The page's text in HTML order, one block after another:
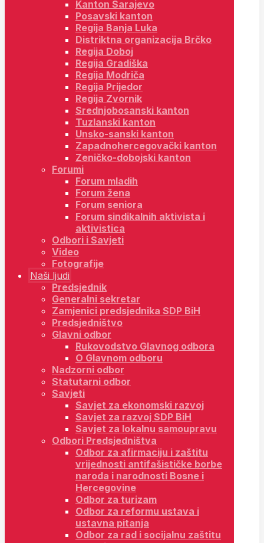
Kanton Sarajevo
Posavski kanton
Regija Banja Luka
Distriktna organizacija Brčko
Regija Doboj
Regija Gradiška
Regija Modriča
Regija Prijedor
Regija Zvornik
Srednjobosanski kanton
Tuzlanski kanton
Unsko-sanski kanton
Zapadnohercegovački kanton
Zeničko-dobojski kanton
Forumi
Forum mladih
Forum žena
Forum seniora
Forum sindikalnih aktivista i
aktivistica
Odbori i Savjeti
Video
Fotografije
Naši ljudi
Predsjednik
Generalni sekretar
Zamjenici predsjednika SDP BiH
Predsjedništvo
Glavni odbor
Rukovodstvo Glavnog odbora
O Glavnom odboru
Nadzorni odbor
Statutarni odbor
Savjeti
Savjet za ekonomski razvoj
Savjet za razvoj SDP BiH
Savjet za lokalnu samoupravu
Odbori Predsjedništva
Odbor za afirmaciju i zaštitu
vrijednosti antifašističke borbe
naroda i narodnosti Bosne i
Hercegovine
Odbor za turizam
Odbor za reformu ustava i
ustavna pitanja
Odbor za rad i socijalnu zaštitu